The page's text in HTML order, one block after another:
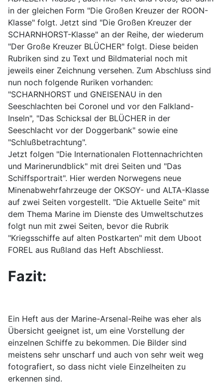
in der gleichen Form "Die Großen Kreuzer der ROON-
Klasse" folgt. Jetzt sind "Die Großen Kreuzer der
SCHARNHORST-Klasse" an der Reihe, der wiederum
"Der Große Kreuzer BLÜCHER" folgt. Diese beiden
Rubriken sind zu Text und Bildmaterial noch mit
jeweils einer Zeichnung versehen. Zum Abschluss sind
nun noch folgende Ruriken vorhanden:
"SCHARNHORST und GNEISENAU in den
Seeschlachten bei Coronel und vor den Falkland-
Inseln", "Das Schicksal der BLÜCHER in der
Seeschlacht vor der Doggerbank" sowie eine
"Schlußbetrachtung".
Jetzt folgen "Die Internationalen Flottennachrichten
und Marinerundblick" mit drei Seiten und "Das
Schiffsportrait". Hier werden Norwegens neue
Minenabwehrfahrzeuge der OKSOY- und ALTA-Klasse
auf zwei Seiten vorgestellt. "Die Aktuelle Seite" mit
dem Thema Marine im Dienste des Umweltschutzes
folgt nun mit zwei Seiten, bevor die Rubrik
"Kriegsschiffe auf alten Postkarten" mit dem Uboot
FOREL aus Rußland das Heft Abschliesst.
Fazit:
Ein Heft aus der Marine-Arsenal-Reihe was eher als
Übersicht geeignet ist, um eine Vorstellung der
einzelnen Schiffe zu bekommen. Die Bilder sind
meistens sehr unscharf und auch von sehr weit weg
fotografiert, so dass nicht viele Einzelheiten zu
erkennen sind.